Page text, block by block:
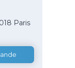
Paris